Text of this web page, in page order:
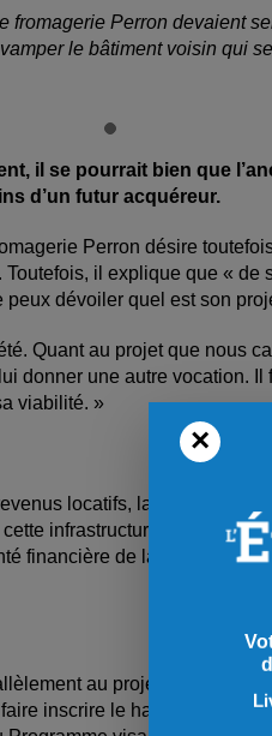
Perron devaient
le bâtiment voisin qui
il se pourrait bien que
d’un futur acquéreur.
Perron désire
il explique que « de
peux dévoiler quel est son
Quant au projet que nous
donner une autre vocation.
viabilité. »
locatifs, la Corporation
infrastructure.
financière de la
au projet de
inscrire le hangar à «
×